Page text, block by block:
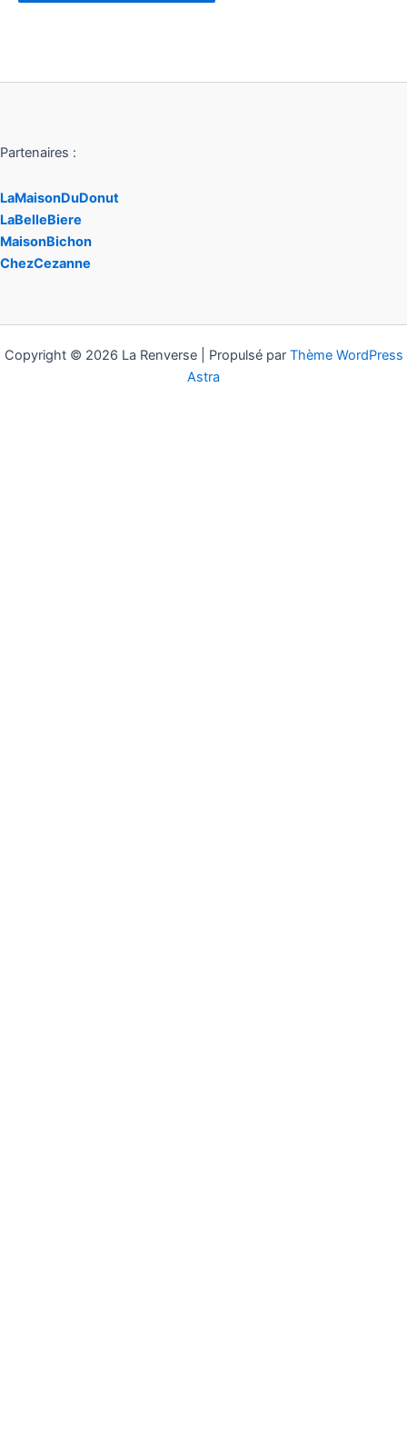
Partenaires :
LaMaisonDuDonut
LaBelleBiere
MaisonBichon
ChezCezanne
Copyright © 2026 La Renverse | Propulsé par Thème WordPress
Astra